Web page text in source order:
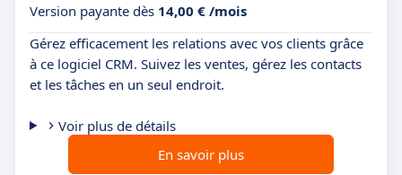
Version payante dès 14,00 € /mois
Gérez efficacement les relations avec vos clients grâce
à ce logiciel CRM. Suivez les ventes, gérez les contacts
et les tâches en un seul endroit.
Voir plus de détails
En savoir plus